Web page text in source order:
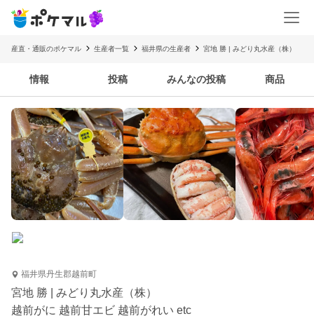
産直・通販のポケマル 生産者一覧 福井県の生産者 宮地 勝 | みどり丸水産（株）
情報 投稿 みんなの投稿 商品
福井県丹生郡越前町
宮地 勝 | みどり丸水産（株）
越前がに 越前甘エビ 越前がれい etc